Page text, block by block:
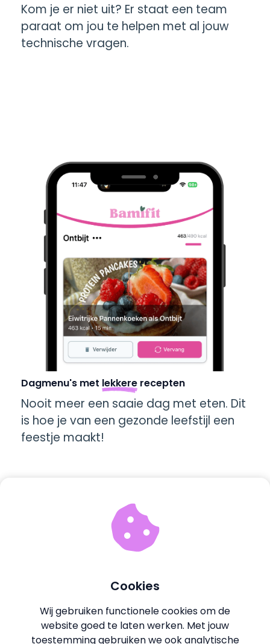
Kom je er niet uit? Er staat een team
paraat om jou te helpen met al jouw
technische vragen.
Dagmenu's met lekkere recepten
Nooit meer een saaie dag met eten. Dit
is hoe je van een gezonde leefstijl een
feestje maakt!
Cookies
Wij gebruiken functionele cookies om de
website goed te laten werken. Met jouw
toestemming gebruiken we ook analytische